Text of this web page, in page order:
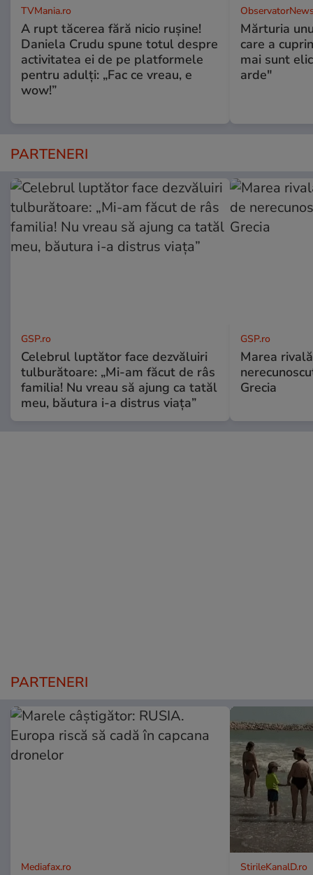
TVMania.ro
A rupt tăcerea fără nicio rușine!
Daniela Crudu spune totul despre
activitatea ei de pe platformele
pentru adulți: „Fac ce vreau, e
wow!”
Mărturia
care a
mai sunt
arde"
PARTENERI
GSP.ro
Celebrul luptător face dezvăluiri
tulburătoare: „Mi-am făcut de râs
familia! Nu vreau să ajung ca tatăl
meu, băutura i-a distrus viața”
GSP.ro
Marea
Grecia
PARTENERI
Mediafax.ro StirileKanalD.ro